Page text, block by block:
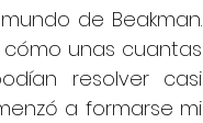
de Beakman.
unas cuantas
resolver casi
a formarse mi